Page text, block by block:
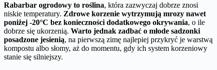
Rabarbar ogrodowy to roślina, która zazwyczaj dobrze znosi
niskie temperatury. Zdrowe korzenie wytrzymują mrozy nawet
poniżej -20°C bez konieczności dodatkowego okrywania, o ile
dobrze się ukorzenią. Warto jednak zadbać o młode sadzonki
posadzone jesienią, na pierwszą zimę najlepiej przykryć je warstwą
kompostu albo słomy, aż do momentu, gdy ich system korzeniowy
stanie się silniejszy.